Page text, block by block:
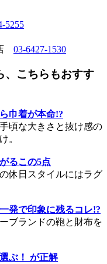
5255
03-6427-1530
、こちらもおすす
巾着が本命!?
頃な大きさと抜け感の
。
るこの5点
休日スタイルにはラグ
発で印象に残るコレ!?
ブランドの鞄と財布を
ぶ！ が正解